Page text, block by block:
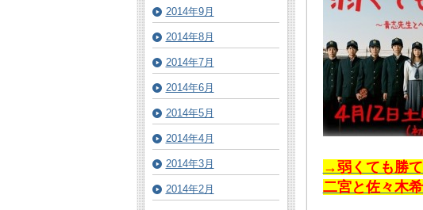
→弱くても勝て
二宮と佐々木
2014年9月
2014年8月
2014年7月
2014年6月
2014年5月
2014年4月
2014年3月
2014年2月